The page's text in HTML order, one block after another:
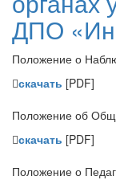
ДПО
Положение о
скачать [PDF]
Положение об
скачать [PDF]
Положение о